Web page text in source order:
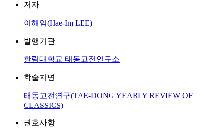
저자
이해임(Hae-Im LEE)
발행기관
한림대학교 태동고전연구소
학술지명
태동고전연구(TAE-DONG YEARLY REVIEW OF
CLASSICS)
권호사항